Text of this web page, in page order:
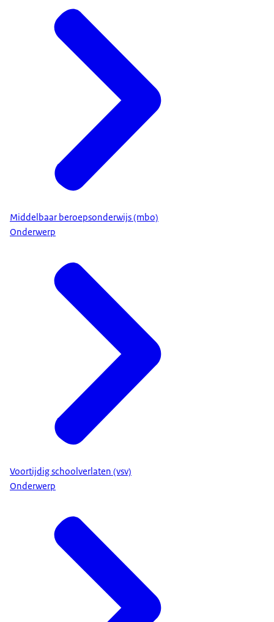
Middelbaar beroepsonderwijs (mbo)
Onderwerp
Voortijdig schoolverlaten (vsv)
Onderwerp